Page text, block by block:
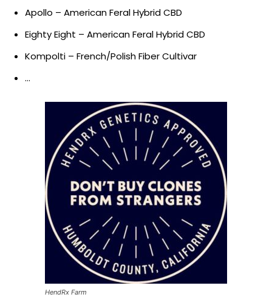
Apollo – American Feral Hybrid CBD
Eighty Eight – American Feral Hybrid CBD
Kompolti – French/Polish Fiber Cultivar
…
HendRx Farm